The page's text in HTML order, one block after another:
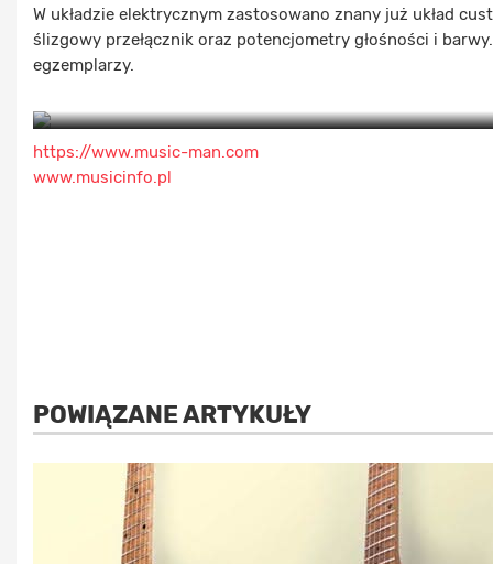
W układzie elektrycznym zastosowano znany już układ
ślizgowy przełącznik oraz potencjometry głośności i
egzemplarzy.
https://www.music-man.com
www.musicinfo.pl
POWIĄZANE ARTYKUŁY